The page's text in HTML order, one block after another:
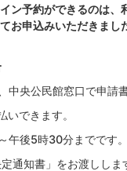
ン予約ができるのは、
お申込みいただきま
中央公民館窓口で申請
できます。
午後5時30分までです
通知書」をお渡ししま